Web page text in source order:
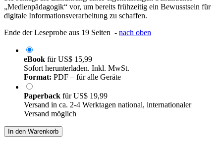
„Medienpädagogik“ vor, um bereits frühzeitig ein Bewusstsein für
digitale Informationsverarbeitung zu schaffen.
Ende der Leseprobe aus 19 Seiten - nach oben
eBook fürUS$ 15,99
Sofort herunterladen. Inkl. MwSt.
Format: PDF – für alle Geräte
Paperback fürUS$ 19,99
Versand in ca. 2-4 Werktagen national, internationaler
Versand möglich
In den Warenkorb